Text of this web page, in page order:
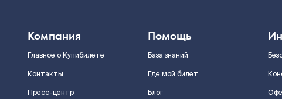
Компания
Главное о Купибилете
Контакты
Пресс-центр
Помощь
База знаний
Где мой билет
Блог